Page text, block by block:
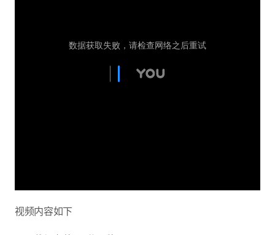
视频内容如下